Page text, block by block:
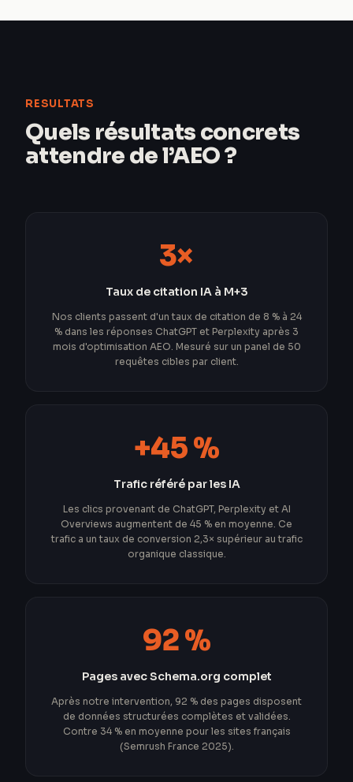
RESULTATS
Quels résultats concrets
attendre de l’AEO ?
3×
Taux de citation IA à M+3
Nos clients passent d'un taux de citation de 8 % à 24
% dans les réponses ChatGPT et Perplexity après 3
mois d'optimisation AEO. Mesuré sur un panel de 50
requêtes cibles par client.
+45 %
Trafic référé par les IA
Les clics provenant de ChatGPT, Perplexity et AI
Overviews augmentent de 45 % en moyenne. Ce
trafic a un taux de conversion 2,3× supérieur au trafic
organique classique.
92 %
Pages avec Schema.org complet
Après notre intervention, 92 % des pages disposent
de données structurées complètes et validées.
Contre 34 % en moyenne pour les sites français
(Semrush France 2025).